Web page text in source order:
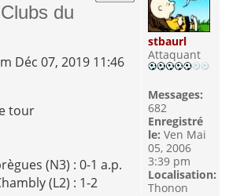
du
Déc 07, 2019 11:46
tour
(N3) : 0-1 a.p.
(L2) : 1-2
stbaurl
Attaquant
Messages:
682
Enregistré
le: Ven Mai
05, 2006
3:39 pm
Localisation:
Thonon